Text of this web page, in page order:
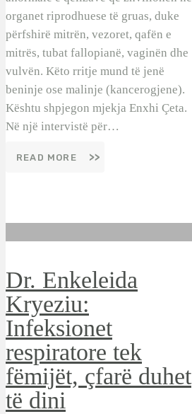
organet riprodhuese të gruas, duke
përfshirë mitrën, vezoret, qafën e
mitrës, tubat fallopianë, vaginën dhe
vulvën. Këto rritje mund të jenë
beninje ose malinje (kancerogjene).
Kështu shpjegon mjekja Enxhi Çeta.
Në një intervistë për…
READ MORE
Dr. Enkeleida
Kryeziu:
Infeksionet
respiratore tek
fëmijët, çfarë duhet
të dini